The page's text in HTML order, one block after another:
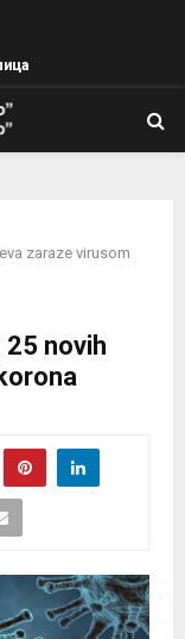
zaraze virusom
novih